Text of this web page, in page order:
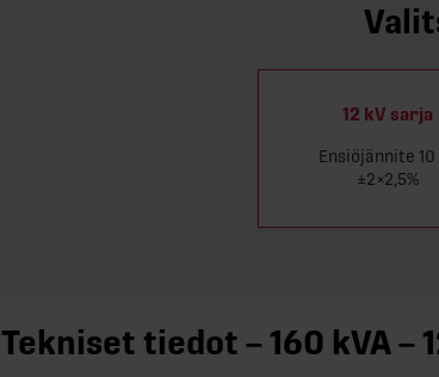
12 kV sarja
Ensiöjännite 10
±2×2,5%
Tekniset tiedot – 160 kVA –